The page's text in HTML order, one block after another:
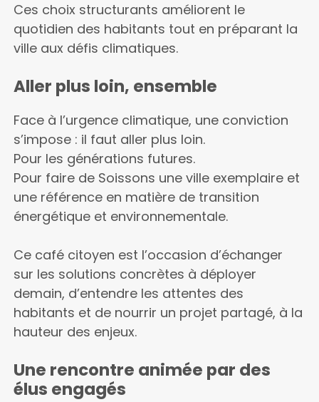
Ces choix structurants améliorent le
quotidien des habitants tout en préparant la
ville aux défis climatiques.
Aller plus loin, ensemble
Face à l’urgence climatique, une conviction
s’impose : il faut aller plus loin.
Pour les générations futures.
Pour faire de Soissons une ville exemplaire et
une référence en matière de transition
énergétique et environnementale.
Ce café citoyen est l’occasion d’échanger
sur les solutions concrètes à déployer
demain, d’entendre les attentes des
habitants et de nourrir un projet partagé, à la
hauteur des enjeux.
Une rencontre animée par des
élus engagés